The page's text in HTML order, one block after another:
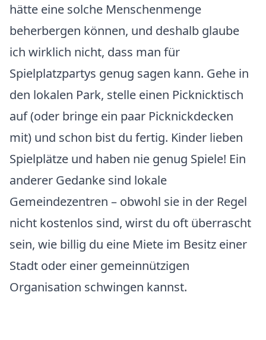
hätte eine solche Menschenmenge
beherbergen können, und deshalb glaube
ich wirklich nicht, dass man für
Spielplatzpartys genug sagen kann. Gehe in
den lokalen Park, stelle einen Picknicktisch
auf (oder bringe ein paar Picknickdecken
mit) und schon bist du fertig. Kinder lieben
Spielplätze und haben nie genug Spiele! Ein
anderer Gedanke sind lokale
Gemeindezentren – obwohl sie in der Regel
nicht kostenlos sind, wirst du oft überrascht
sein, wie billig du eine Miete im Besitz einer
Stadt oder einer gemeinnützigen
Organisation schwingen kannst.